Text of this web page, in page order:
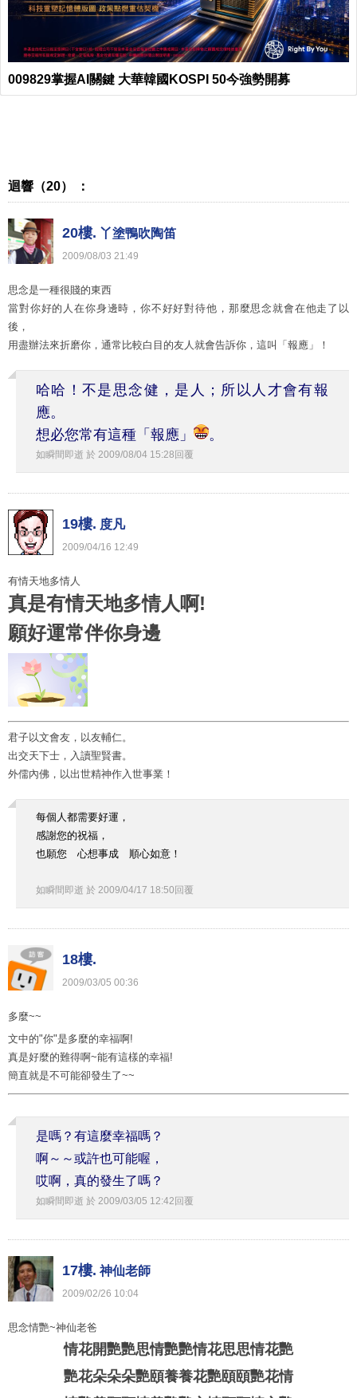
009829掌握AI關鍵 大華韓國KOSPI 50今強勢開募
迴響（20） ：
20樓. 丫塗鴨吹陶笛
2009/08/03 21:49
思念是一種很賤的東西
當對你好的人在你身邊時，你不好好對待他，那麼思念就會在他走了以
後，
用盡辦法來折磨你，通常比較白目的友人就會告訴你，這叫「報應」！
哈哈！不是思念健，是人；所以人才會有報
應。
想必您常有這種「報應」
。
如瞬間即逝 於 2009/08/04 15:28 回覆
19樓. 度凡
2009/04/16 12:49
有情天地多情人
真是有情天地多情人啊!
願好運常伴你身邊
君子以文會友，以友輔仁。
出交天下士，入讀聖賢書。
外儒內佛，以出世精神作入世事業！
每個人都需要好運，
感謝您的祝福，
也願您 心想事成 順心如意！
如瞬間即逝 於 2009/04/17 18:50 回覆
18樓.
2009/03/05 00:36
多麼~~
文中的"你"是多麼的幸福啊!
真是好麼的難得啊~能有這樣的幸福!
簡直就是不可能卻發生了~~
是嗎？有這麼幸福嗎？
啊～～或許也可能喔，
哎啊，真的發生了嗎？
如瞬間即逝 於 2009/03/05 12:42 回覆
17樓. 神仙老師
2009/02/26 10:04
思念情艷~神仙老爸
情花開艷艷思情艷艷情花思思情花艷
艷花朵朵朵艷頤養養花艷頤頤艷花情